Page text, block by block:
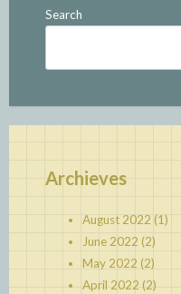
Search
Archieves
August 2022 (1)
June 2022 (2)
May 2022 (2)
April 2022 (2)